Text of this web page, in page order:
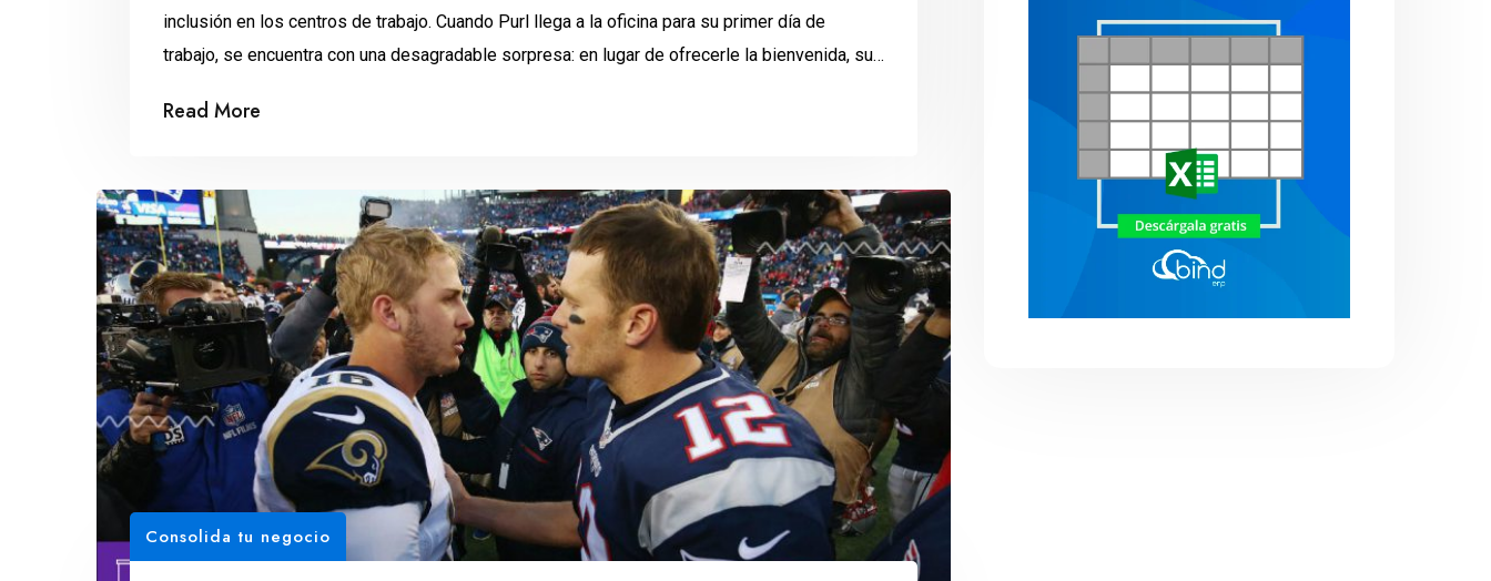
inclusión en los centros de trabajo. Cuando Purl llega a la oficina para su primer día de
trabajo, se encuentra con una desagradable sorpresa: en lugar de ofrecerle la bienvenida, sus
Read More
Consolida tu negocio